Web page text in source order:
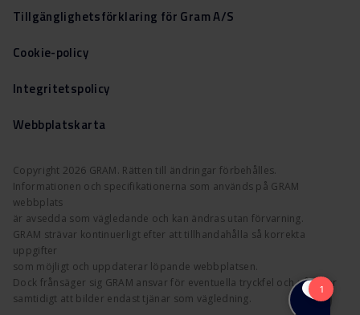
Copyright 2026 GRAM. Rätten till ändringar förbehålles.
Informationen och specifikationerna som används på GRAM
webbplats
är avsedda som vägledande och kan ändras utan förvarning.
GRAM strävar kontinuerligt efter att tillhandahålla så korrekta
uppgifter
som möjligt och uppdaterar löpande webbplatsen.
Dock frånsäger sig GRAM ansvar för eventuella tryckfel och påpekar
samtidigt att bilder endast tjänar som vägledning.
Tillgänglighetsförklaring för Gram A/S
Cookie-policy
Integritetspolicy
Webbplatskarta